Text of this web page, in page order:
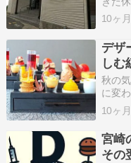
の釣
から
は…
全国
ん！…
10ヶ
デザ
しむ
秋の
に変
い時
める
スイ
10ヶ
宮崎
その